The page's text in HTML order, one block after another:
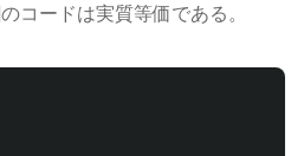
のコードは実質等価である。